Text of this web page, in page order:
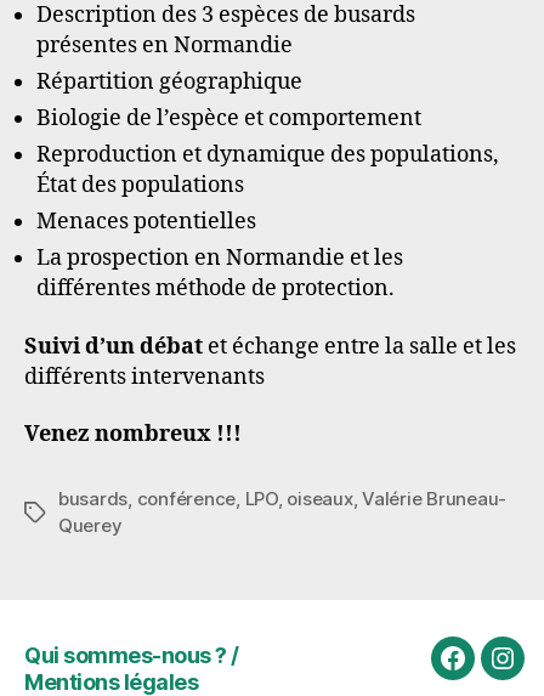
Description des 3 espèces de busards
présentes en Normandie
Répartition géographique
Biologie de l’espèce et comportement
Reproduction et dynamique des populations,
État des populations
Menaces potentielles
La prospection en Normandie et les
différentes méthode de protection.
Suivi d’un débat et échange entre la salle et les
différents intervenants
Venez nombreux !!!
Étiquettes
busards, conférence, LPO, oiseaux,Valérie Bruneau-
Querey
Qui sommes-nous ? /
Mentions légales